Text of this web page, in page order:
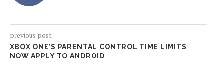
previous post
XBOX ONE’S PARENTAL CONTROL TIME LIMITS
NOW APPLY TO ANDROID